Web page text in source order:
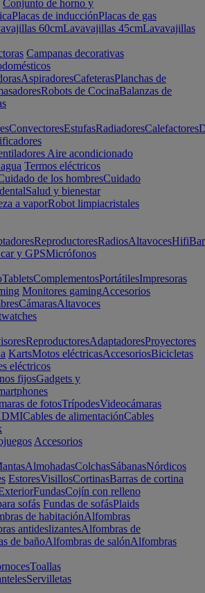
Conjunto de horno y
Placas de inducciónPlacas de gas
60cmLavavajillas 45cmLavavajillas
Campanas decorativas
AspiradoresCafeterasPlanchas de
Robots de CocinaBalanzas de
ConvectoresEstufasRadiadoresCalefactores
Aire acondicionado
Termos eléctricos
de los hombresCuidado
Salud y bienestar
a vaporRobot limpiacristales
ReproductoresRadiosAltavocesHifi
y GPSMicrófonos
TabletsComplementosPortátilesImpresoras
Monitores gamingAccesorios
CámarasAltavoces
ReproductoresAdaptadoresProyectores
KartsMotos eléctricasAccesoriosBicicletas
eléctricos
fijosGadgets y
de fotosTrípodesVideocámaras
Cables de alimentaciónCables
Accesorios
AlmohadasColchasSábanasNórdicos
EstoresVisillosCortinasBarras de cortina
FundasCojín con relleno
sofás Fundas de sofásPlaids
de habitaciónAlfombras
antideslizantesAlfombras de
de bañoAlfombras de salónAlfombras
Toallas
Servilletas